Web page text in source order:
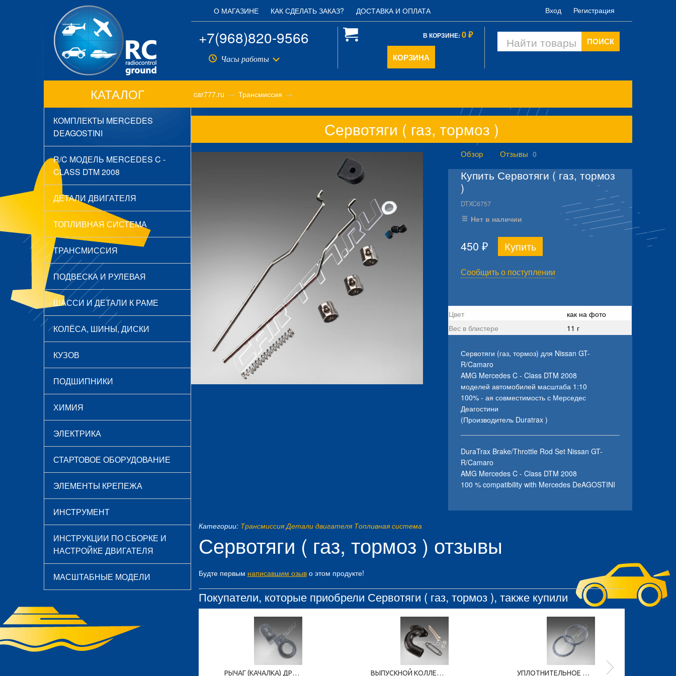
О МАГАЗИНЕ КАК СДЕЛАТЬ ЗАКАЗ? ДОСТАВКА И ОПЛАТА Вход Регистрация
+7(968)820-9566
Часы работы
В КОРЗИНЕ: 0 ₽
КОРЗИНА
ПОИСК
КАТАЛОГ
КОМПЛЕКТЫ MERCEDES
DEAGOSTINI
R/C МОДЕЛЬ MERCEDES C -
CLASS DTM 2008
ДЕТАЛИ ДВИГАТЕЛЯ
ТОПЛИВНАЯ СИСТЕМА
ТРАНСМИССИЯ
ПОДВЕСКА И РУЛЕВАЯ
ШАССИ И ДЕТАЛИ К РАМЕ
КОЛЁСА, ШИНЫ, ДИСКИ
КУЗОВ
ПОДШИПНИКИ
ХИМИЯ
ЭЛЕКТРИКА
СТАРТОВОЕ ОБОРУДОВАНИЕ
ЭЛЕМЕНТЫ КРЕПЕЖА
ИНСТРУМЕНТ
ИНСТРУКЦИИ ПО СБОРКЕ И
НАСТРОЙКЕ ДВИГАТЕЛЯ
МАСШТАБНЫЕ МОДЕЛИ
car777.ru → Трансмиссия →
Сервотяги ( газ, тормоз )
Обзор Отзывы 0
Купить Сервотяги ( газ, тормоз
)
DTXC6757
Нет в наличии
450₽
Сообщить о поступлении
Цвет
как на фото
Вес в блистере
11 г
Сервотяги (газ, тормоз) для Nissan GT-
R/Camaro
AMG Mercedes C - Class DTM 2008
моделей автомобилей масштаба 1:10
100% - ая совместимость с Мерседес
Деагостини
(Производитель Duratrax )
DuraTrax Brake/Throttle Rod Set Nissan GT-
R/Camaro
AMG Mercedes C - Class DTM 2008
100 % compatibility with Mercedes DeAGOSTINI
Категории: Трансмиссия Детали двигателя Топливная система
Сервотяги ( газ, тормоз ) отзывы
Будте первым написавшим озыво этом продукте!
Покупатели, которые приобрели Сервотяги ( газ, тормоз ), также купили
РЫЧАГ (КАЧАЛКА) ДРОССЕЛЬНОЙ ЗАСЛОНКИ ВЫПУСКНОЙ КОЛЛЕКТОР УПЛОТНИТЕЛЬНОЕ КОЛЬЦО КАРБЮРАТОРА